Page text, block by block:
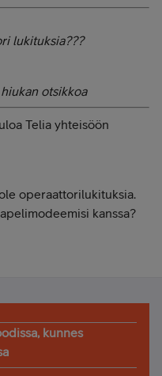
lukituksia???
otsikkoa
Telia yhteisöön
operaattorilukituksia.
kanssa?
kunnes